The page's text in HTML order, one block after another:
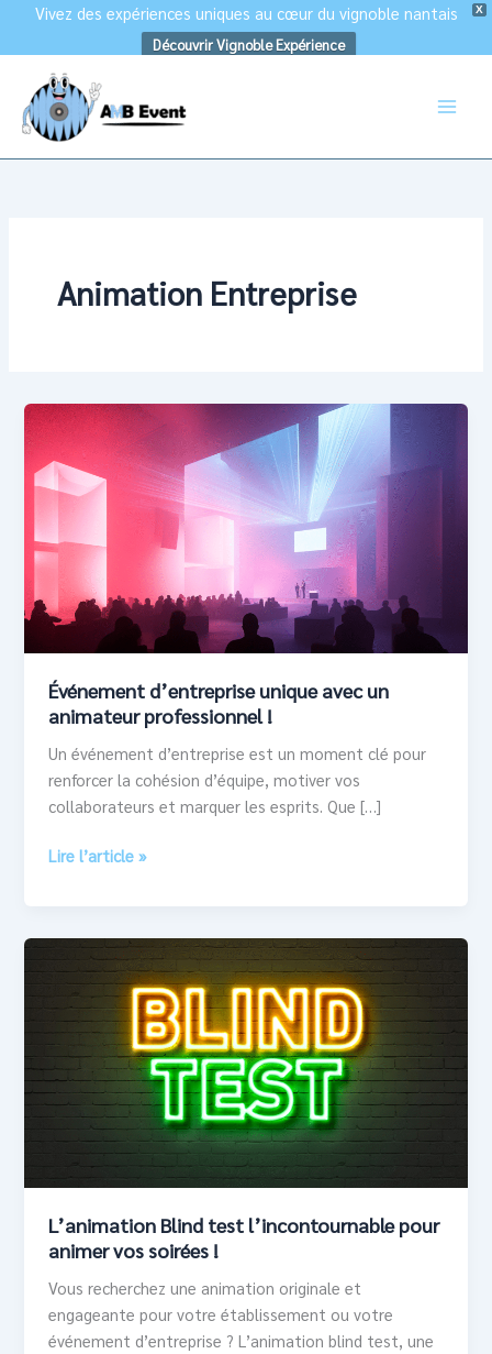
X
Vivez des expériences uniques au cœur du vignoble nantais
Découvrir Vignoble Expérience
Aller
contenu
Animation Entreprise
Événement d’entreprise unique avec un
animateur professionnel !
Un événement d’entreprise est un moment clé pour
renforcer la cohésion d’équipe, motiver vos
collaborateurs et marquer les esprits. Que […]
Événement
d’entreprise
unique
avec
animateur
Lire l’article »
L’animation Blind test l’incontournable pour
animer vos soirées !
Vous recherchez une animation originale et
engageante pour votre établissement ou votre
événement d’entreprise ? L’animation blind test, une
L’animation
Blind
test
l’incontournable
pour
animer
vos
soirées